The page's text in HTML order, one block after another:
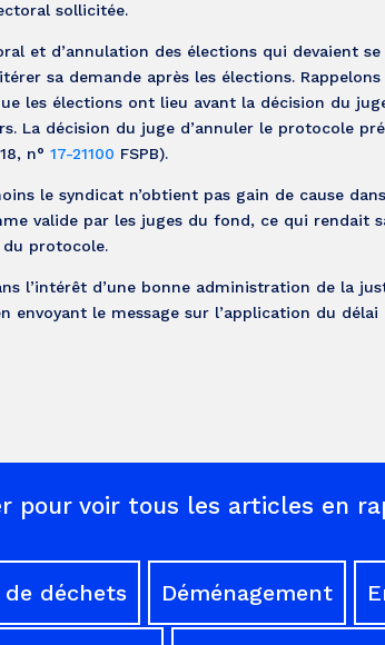
sollicitée.
et d’annulation des élections qui devaient
sa demande après les élections.
les élections ont lieu avant la décision du
La décision du juge d’annuler le protocole
n° 17-21100 FSPB).
le syndicat n’obtient pas gain de cause
valide par les juges du fond, ce qui rendait
protocole.
l’intérêt d’une bonne administration de la
le message sur l’application du délai
pour voir tous les articles en
déchets Déménagement